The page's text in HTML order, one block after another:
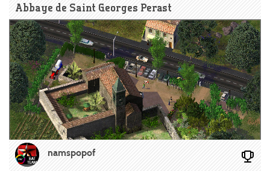
Abbaye de Saint Georges Perast
namspopof